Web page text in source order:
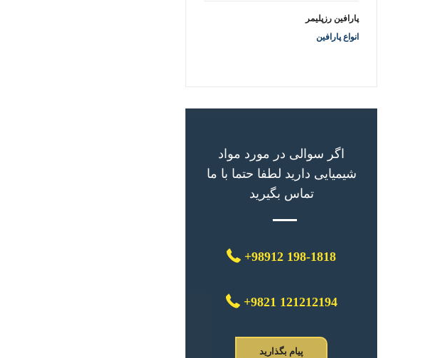
پارافین رزپلیمر
انواع پارافین
اگر سوالی در مورد مواد
شیمیایی دارید لطفا حتما با ما
تماس بگیرید
+98912 198-1818
+9821 121212194
پیام بگذارید